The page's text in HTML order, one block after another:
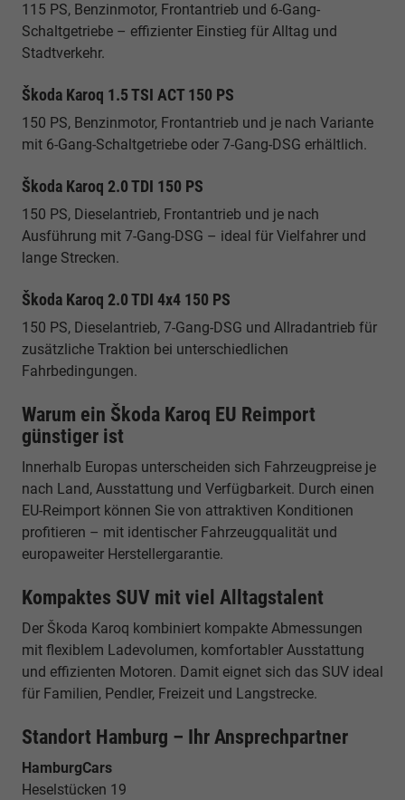
115 PS, Benzinmotor, Frontantrieb und 6-Gang-
Schaltgetriebe – effizienter Einstieg für Alltag und
Stadtverkehr.
Škoda Karoq 1.5 TSI ACT 150 PS
150 PS, Benzinmotor, Frontantrieb und je nach Variante
mit 6-Gang-Schaltgetriebe oder 7-Gang-DSG erhältlich.
Škoda Karoq 2.0 TDI 150 PS
150 PS, Dieselantrieb, Frontantrieb und je nach
Ausführung mit 7-Gang-DSG – ideal für Vielfahrer und
lange Strecken.
Škoda Karoq 2.0 TDI 4x4 150 PS
150 PS, Dieselantrieb, 7-Gang-DSG und Allradantrieb für
zusätzliche Traktion bei unterschiedlichen
Fahrbedingungen.
Warum ein Škoda Karoq EU Reimport
günstiger ist
Innerhalb Europas unterscheiden sich Fahrzeugpreise je
nach Land, Ausstattung und Verfügbarkeit. Durch einen
EU-Reimport können Sie von attraktiven Konditionen
profitieren – mit identischer Fahrzeugqualität und
europaweiter Herstellergarantie.
Kompaktes SUV mit viel Alltagstalent
Der Škoda Karoq kombiniert kompakte Abmessungen
mit flexiblem Ladevolumen, komfortabler Ausstattung
und effizienten Motoren. Damit eignet sich das SUV ideal
für Familien, Pendler, Freizeit und Langstrecke.
Standort Hamburg – Ihr Ansprechpartner
HamburgCars
Heselstücken 19